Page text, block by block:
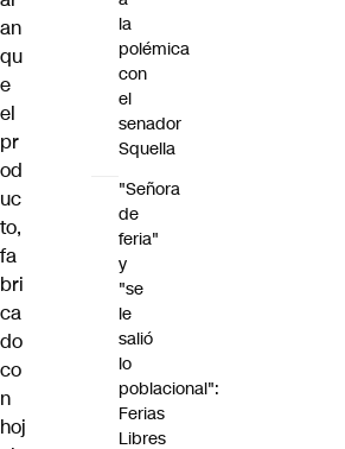
an
qu
e
el
pr
od
uc
to,
fa
bri
ca
do
co
n
hoj
la
polémica
con
el
senador
Squella
"Señora
de
feria"
y
"se
le
salió
lo
poblacional":
Ferias
Libres